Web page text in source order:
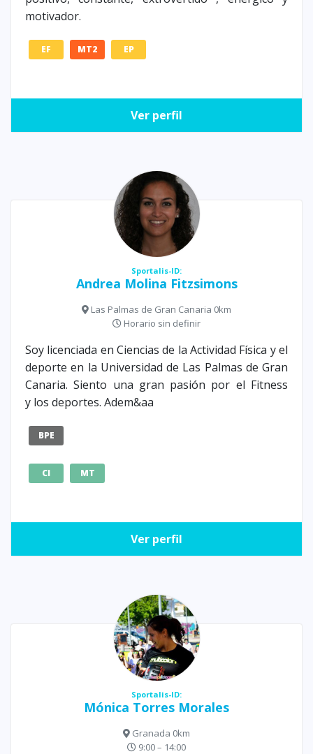
motivador.
EF MT2 EP
Ver perfil
Sportalis-ID:
Andrea Molina Fitzsimons
Las Palmas de Gran Canaria 0km
Horario sin definir
Soy licenciada en Ciencias de la Actividad Física y el
deporte en la Universidad de Las Palmas de Gran
Canaria. Siento una gran pasión por el Fitness
y los deportes. Adem&aa
BPE
CI MT
Ver perfil
Sportalis-ID:
Mónica Torres Morales
Granada 0km
9:00 – 14:00